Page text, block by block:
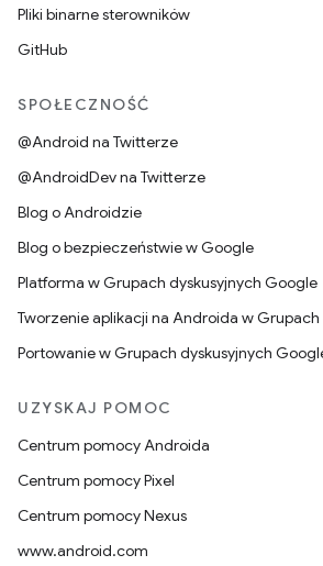
Pliki binarne sterowników
GitHub
SPOŁECZNOŚĆ
@Android na Twitterze
@AndroidDev na Twitterze
Blog o Androidzie
Blog o bezpieczeństwie w Google
Platforma w Grupach dyskusyjnych Google
Tworzenie aplikacji na Androida w
Portowanie w Grupach dyskusyjnych
UZYSKAJ POMOC
Centrum pomocy Androida
Centrum pomocy Pixel
Centrum pomocy Nexus
www.android.com